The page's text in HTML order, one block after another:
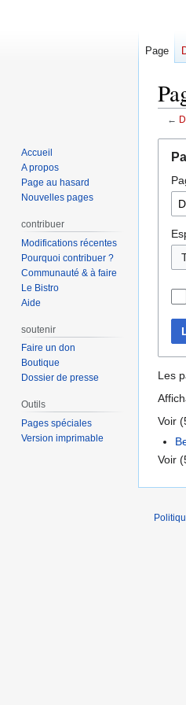
←
Les
Voir (
Voir (
Page
Accueil
A propos
Page au hasard
Nouvelles pages
contribuer
Modifications récentes
Pourquoi contribuer ?
Communauté & à faire
Le Bistro
Aide
soutenir
Faire un don
Boutique
Dossier de presse
Outils
Pages spéciales
Version imprimable